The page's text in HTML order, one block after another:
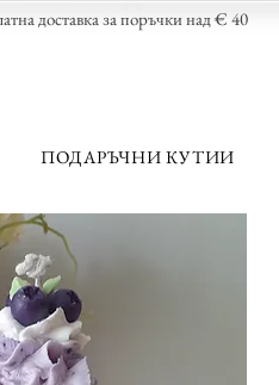
доставка за поръчки над € 40
ПОДАРЪЧНИ КУТИИ